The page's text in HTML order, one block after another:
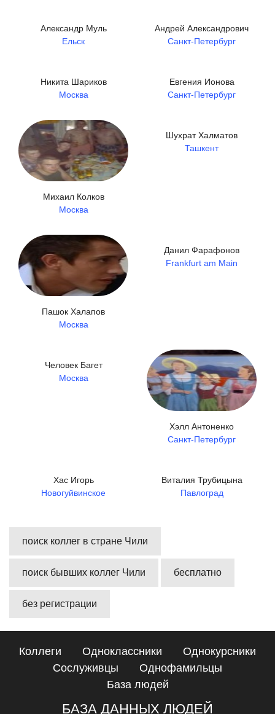
Александр Муль
Ельск
Андрей Александрович
Санкт-Петербург
Никита Шариков
Москва
Евгения Ионова
Санкт-Петербург
Михаил Колков
Москва
Шухрат Халматов
Ташкент
Пашок Халапов
Москва
Данил Фарафонов
Frankfurt am Main
Человек Багет
Москва
Хэлл Антоненко
Санкт-Петербург
Хас Игорь
Новогуйвинское
Виталия Трубицына
Павлоград
поиск коллег в стране Чили
поиск бывших коллег Чили бесплатно
без регистрации
Коллеги Одноклассники
Однокурсники
Сослуживцы
Однофамильцы
База людей
БАЗА ДАННЫХ ЛЮДЕЙ